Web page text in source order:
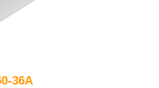
36A